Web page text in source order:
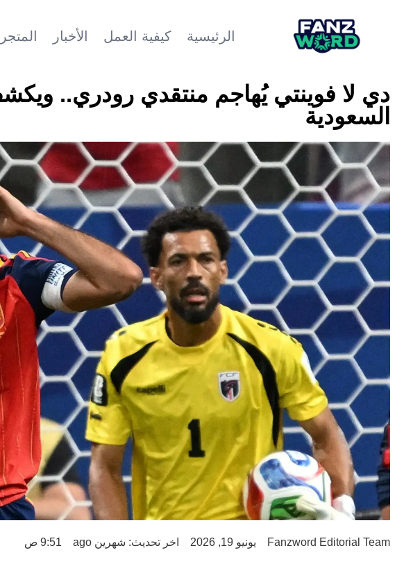
الرئيسية كيفية العمل الأخبار المتجر
دي لا فوينتي يُهاجم منتقدي رودري..
السعودية
Fanzword Editorial Team يونيو 19, 2026 اخر تحديث: شهرين ago 9:51 ص